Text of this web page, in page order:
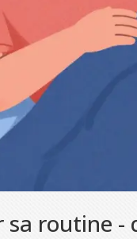
routine -